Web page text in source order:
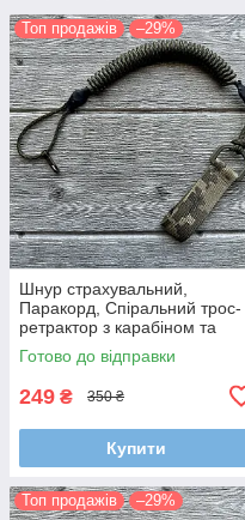
Топ продажів –29%
Шнур страхувальний,
Паракорд, Спіральний трос-
ретрактор з карабіном та
кріпленням на пояс (Довжина
35-100 см)
Готово до відправки
249 ₴ 350 ₴
Купити
Топ продажів –29%